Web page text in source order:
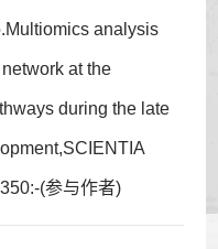
analysis
at the
during the late
(参与作者)